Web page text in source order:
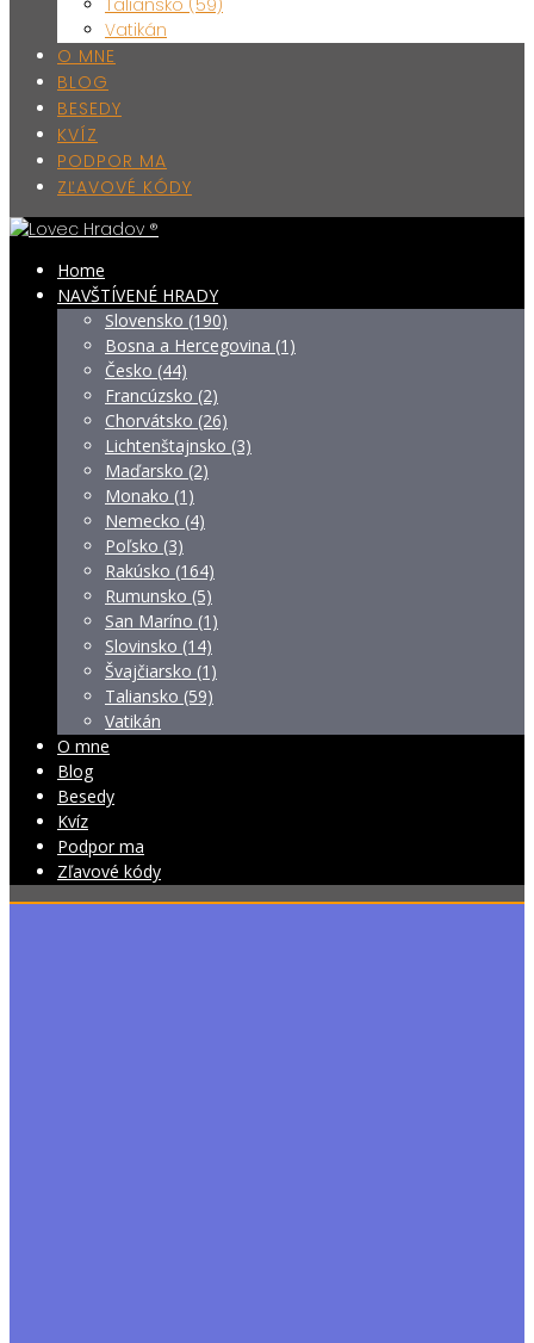
Taliansko (59)
Vatikán
O MNE
BLOG
BESEDY
KVÍZ
PODPOR MA
ZĽAVOVÉ KÓDY
Home
NAVŠTÍVENÉ HRADY
Slovensko (190)
Bosna a Hercegovina (1)
Česko (44)
Francúzsko (2)
Chorvátsko (26)
Lichtenštajnsko (3)
Maďarsko (2)
Monako (1)
Nemecko (4)
Poľsko (3)
Rakúsko (164)
Rumunsko (5)
San Maríno (1)
Slovinsko (14)
Švajčiarsko (1)
Taliansko (59)
Vatikán
O mne
Blog
Besedy
Kvíz
Podpor ma
Zľavové kódy